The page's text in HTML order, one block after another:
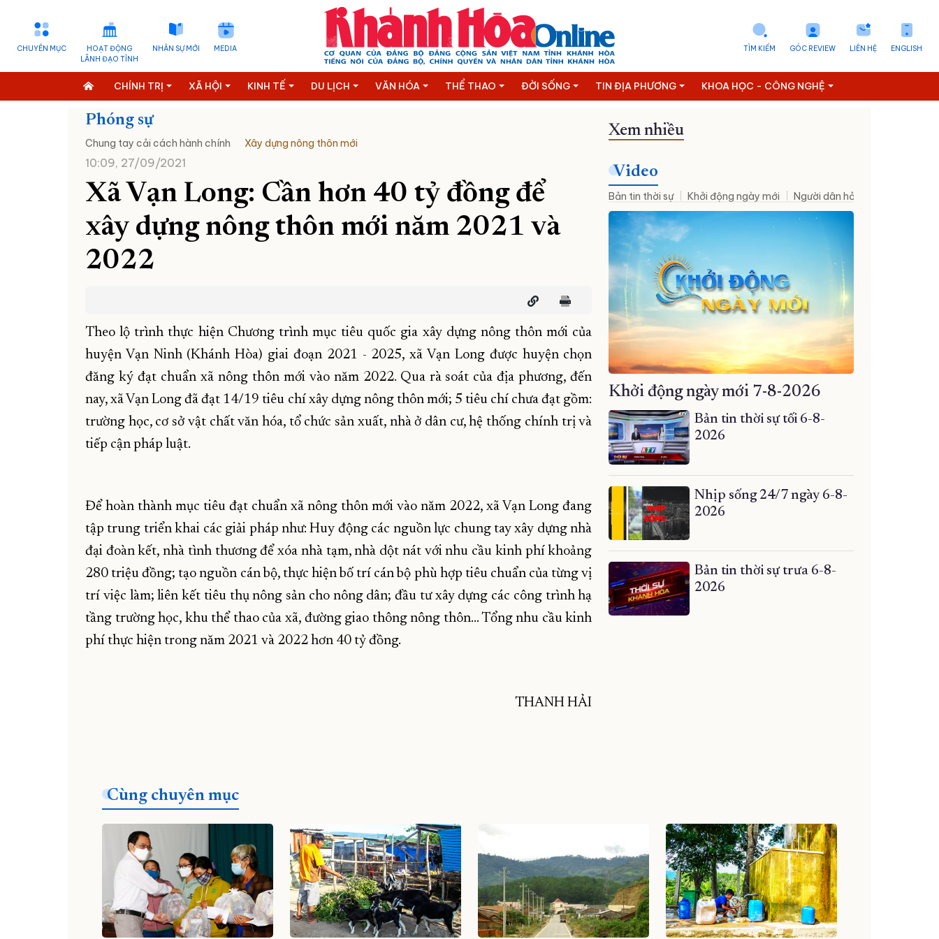
CHUYÊN MỤC
HOẠT ĐỘNG
LÃNH ĐẠO TỈNH
NHÂN SỰ MỚI MEDIA ENGLISH
LIÊN HỆ
GÓC REVIEW
TÌM KIẾM
CHÍNH TRỊ XÃ HỘI KINH TẾ DU LỊCH VĂN HÓA THỂ THAO ĐỜI SỐNG TIN ĐỊA PHƯƠNG KHOA HỌC - CÔNG NGHỆ
Phóng sự
Chung tay cải cách hành chính Xây dựng nông thôn mới
10:09, 27/09/2021
Xã Vạn Long: Cần hơn 40 tỷ đồng để
xây dựng nông thôn mới năm 2021 và
2022
Theo lộ trình thực hiện Chương trình mục tiêu quốc gia xây dựng nông thôn mới của
huyện Vạn Ninh (Khánh Hòa) giai đoạn 2021 - 2025, xã Vạn Long được huyện chọn
đăng ký đạt chuẩn xã nông thôn mới vào năm 2022. Qua rà soát của địa phương, đến
nay, xã Vạn Long đã đạt 14/19 tiêu chí xây dựng nông thôn mới; 5 tiêu chí chưa đạt gồm:
trường học, cơ sở vật chất văn hóa, tổ chức sản xuất, nhà ở dân cư, hệ thống chính trị và
tiếp cận pháp luật.
Để hoàn thành mục tiêu đạt chuẩn xã nông thôn mới vào năm 2022, xã Vạn Long đang
tập trung triển khai các giải pháp như: Huy động các nguồn lực chung tay xây dựng nhà
đại đoàn kết, nhà tình thương để xóa nhà tạm, nhà dột nát với nhu cầu kinh phí khoảng
280 triệu đồng; tạo nguồn cán bộ, thực hiện bố trí cán bộ phù hợp tiêu chuẩn của từng vị
trí việc làm; liên kết tiêu thụ nông sản cho nông dân; đầu tư xây dựng các công trình hạ
tầng trường học, khu thể thao của xã, đường giao thông nông thôn… Tổng nhu cầu kinh
phí thực hiện trong năm 2021 và 2022 hơn 40 tỷ đồng.
THANH HẢI
Xem nhiều
Video
Bản tin thời sự Khởi động ngày mới Người dân hỏi – Cơ quan nhà
Khởi động ngày mới 7-8-2026
Bản tin thời sự tối 6-8-
2026
Nhịp sống 24/7 ngày 6-8-
2026
Bản tin thời sự trưa 6-8-
2026
Cùng chuyên mục